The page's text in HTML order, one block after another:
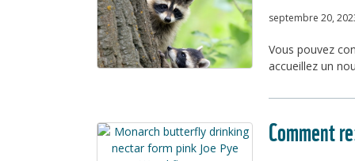
septembre 20,
Vous pouvez
accueillez un
Comment